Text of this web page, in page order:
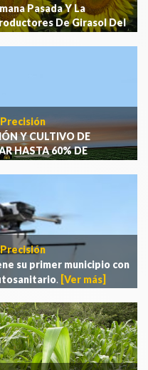
Pasada Y La
De Girasol Del
Y CULTIVO DE
HASTA 60% DE
su primer municipio con
. [Ver más]